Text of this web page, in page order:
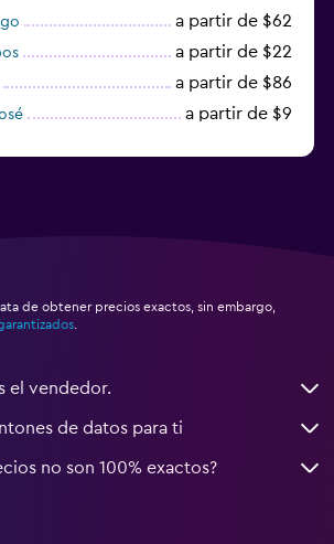
tintorería
a partir de $62
a partir de $22
a partir de $86
a partir de $9
de obtener precios exactos, sin embargo,
el vendedor.
de datos para ti
no son 100% exactos?